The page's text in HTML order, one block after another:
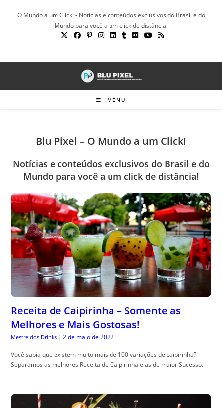
O Mundo a um Click! - Notícias e conteúdos exclusivos do Brasil e do
Mundo para você a um click de distância!
MENU
Blu Pixel – O Mundo a um Click!
Notícias e conteúdos exclusivos do Brasil e do
Mundo para você a um click de distância!
Receita de Caipirinha – Somente as
Melhores e Mais Gostosas!
Mestre dos Drinks | 2 de maio de 2022
Você sabia que existem muito mais de 100 variações de caipirinha?
Separamos as melhores Receita de Caipirinha e as de maior Sucesso.